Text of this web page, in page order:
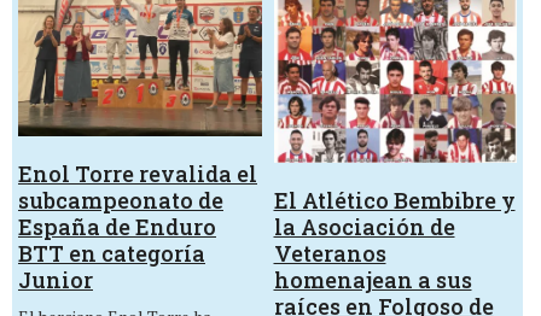
Enol Torre revalida el
subcampeonato de
España de Enduro
BTT en categoría
Junior
El Atlético Bembibre y
la Asociación de
Veteranos
homenajean a sus
raíces en Folgoso de